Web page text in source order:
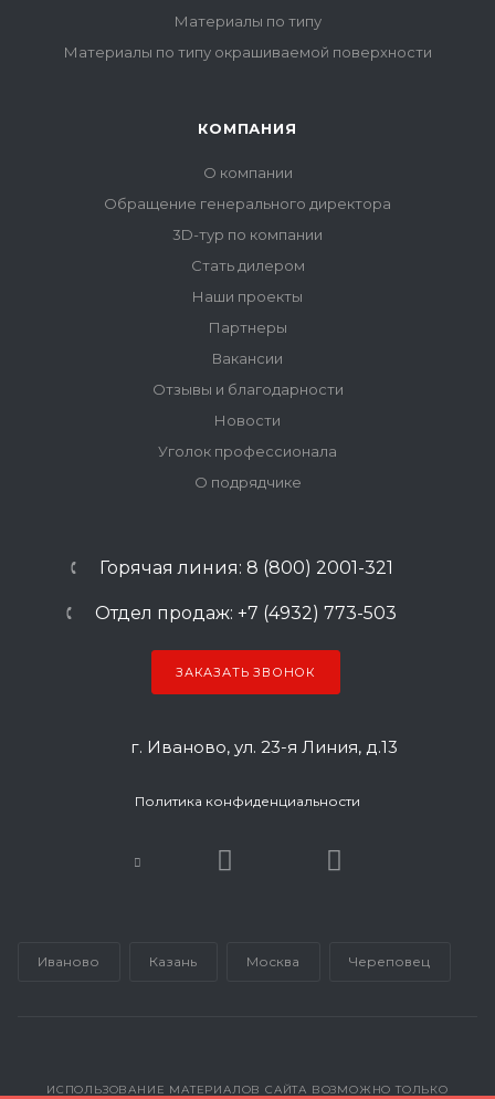
Материалы по типу
Материалы по типу окрашиваемой поверхности
КОМПАНИЯ
О компании
Обращение генерального директора
3D-тур по компании
Стать дилером
Наши проекты
Партнеры
Вакансии
Отзывы и благодарности
Новости
Уголок профессионала
О подрядчике
Горячая линия: 8 (800) 2001-321
Отдел продаж: +7 (4932) 773-503
ЗАКАЗАТЬ ЗВОНОК
г. Иваново, ул. 23-я Линия, д.13
Политика конфиденциальности
Иваново Казань Москва Череповец
ИСПОЛЬЗОВАНИЕ МАТЕРИАЛОВ САЙТА ВОЗМОЖНО ТОЛЬКО